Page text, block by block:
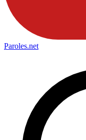
Paroles.net